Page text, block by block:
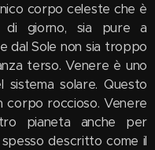
corpo celeste che è
di giorno, sia pure a
dal Sole non sia troppo
terso. Venere è uno
solare. Questo
corpo roccioso. Venere
pianeta anche per
descritto come il